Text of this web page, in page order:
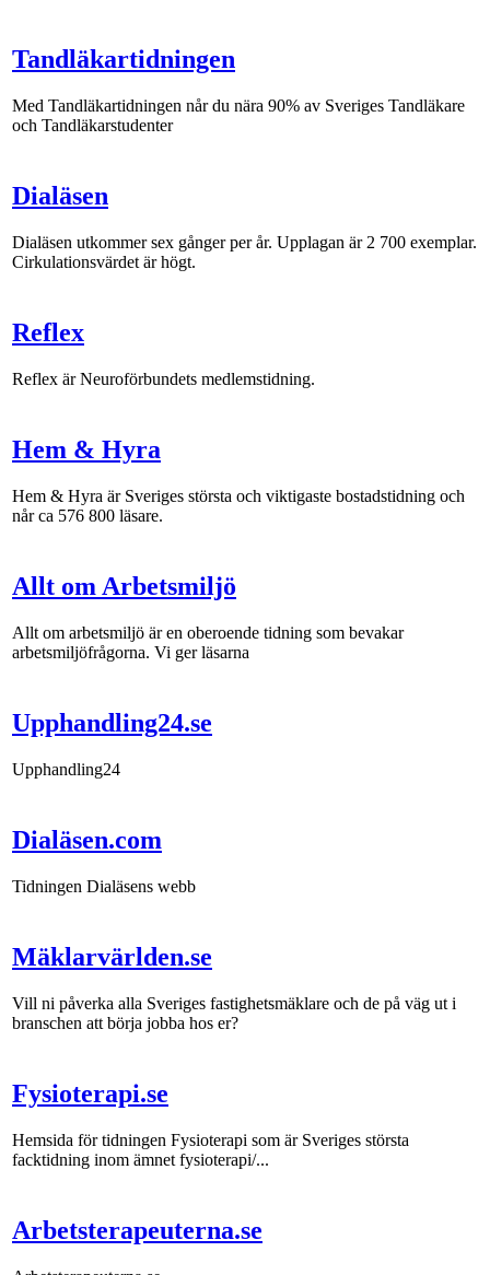
Tandläkartidningen
Med Tandläkartidningen når du nära 90% av Sveriges Tandläkare
och Tandläkarstudenter
Dialäsen
Dialäsen utkommer sex gånger per år. Upplagan är 2 700 exemplar.
Cirkulationsvärdet är högt.
Reflex
Reflex är Neuroförbundets medlemstidning.
Hem & Hyra
Hem & Hyra är Sveriges största och viktigaste bostadstidning och
når ca 576 800 läsare.
Allt om Arbetsmiljö
Allt om arbetsmiljö är en oberoende tidning som bevakar
arbetsmiljöfrågorna. Vi ger läsarna
Upphandling24.se
Upphandling24
Dialäsen.com
Tidningen Dialäsens webb
Mäklarvärlden.se
Vill ni påverka alla Sveriges fastighetsmäklare och de på väg ut i
branschen att börja jobba hos er?
Fysioterapi.se
Hemsida för tidningen Fysioterapi som är Sveriges största
facktidning inom ämnet fysioterapi/...
Arbetsterapeuterna.se